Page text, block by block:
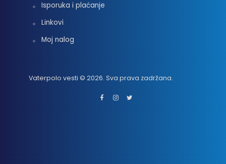
Isporuka i plaćanje
Linkovi
Moj nalog
Vaterpolo vesti © 2026. Sva prava zadržana.